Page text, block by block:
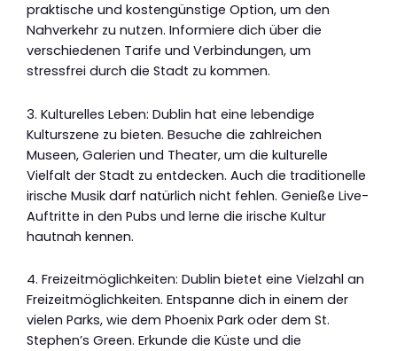
praktische und kostengünstige Option, um den
Nahverkehr zu nutzen. Informiere dich über die
verschiedenen Tarife und Verbindungen, um
stressfrei durch die Stadt zu kommen.
3. Kulturelles Leben: Dublin hat eine lebendige
Kulturszene zu bieten. Besuche die zahlreichen
Museen, Galerien und Theater, um die kulturelle
Vielfalt der Stadt zu entdecken. Auch die traditionelle
irische Musik darf natürlich nicht fehlen. Genieße Live-
Auftritte in den Pubs und lerne die irische Kultur
hautnah kennen.
4. Freizeitmöglichkeiten: Dublin bietet eine Vielzahl an
Freizeitmöglichkeiten. Entspanne dich in einem der
vielen Parks, wie dem Phoenix Park oder dem St.
Stephen’s Green. Erkunde die Küste und die